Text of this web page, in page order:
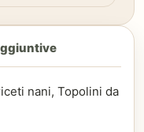
nani, Topolini da